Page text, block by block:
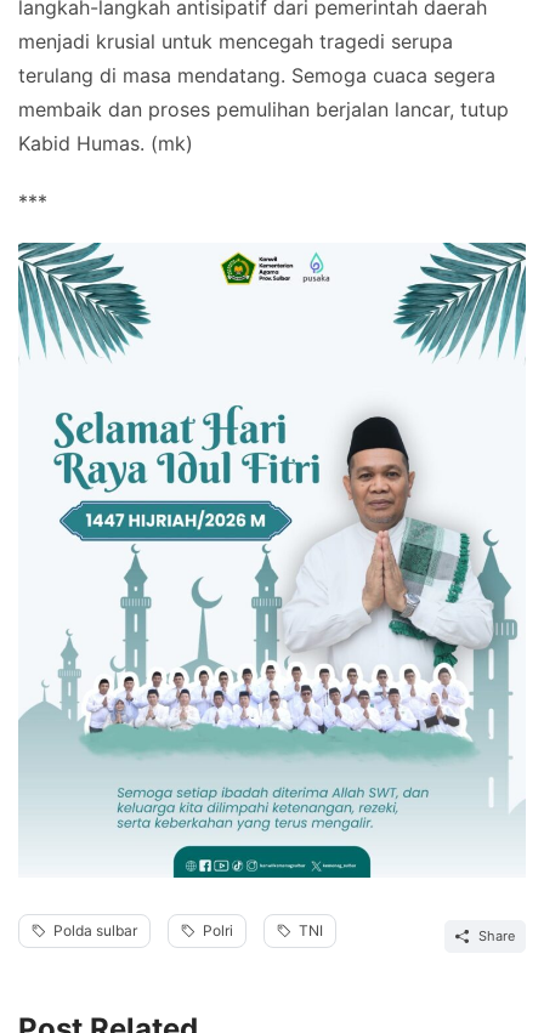
langkah-langkah antisipatif dari pemerintah daerah
menjadi krusial untuk mencegah tragedi serupa
terulang di masa mendatang. Semoga cuaca segera
membaik dan proses pemulihan berjalan lancar, tutup
Kabid Humas. (mk)
***
Polda sulbar Polri TNI Share